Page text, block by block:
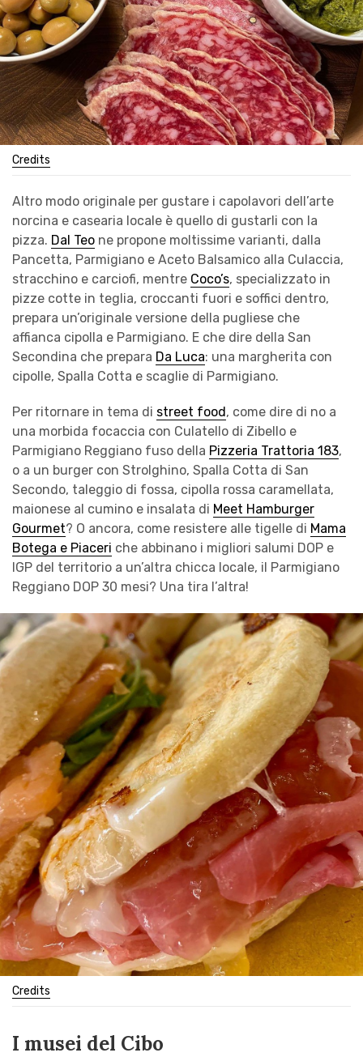
Credits
Altro modo originale per gustare i capolavori dell’arte
norcina e casearia locale è quello di gustarli con la
pizza. Dal Teo ne propone moltissime varianti, dalla
Pancetta, Parmigiano e Aceto Balsamico alla Culaccia,
stracchino e carciofi, mentre Coco’s, specializzato in
pizze cotte in teglia, croccanti fuori e soffici dentro,
prepara un’originale versione della pugliese che
affianca cipolla e Parmigiano. E che dire della San
Secondina che prepara Da Luca: una margherita con
cipolle, Spalla Cotta e scaglie di Parmigiano.
Per ritornare in tema di street food, come dire di no a
una morbida focaccia con Culatello di Zibello e
Parmigiano Reggiano fuso della Pizzeria Trattoria 183,
o a un burger con Strolghino, Spalla Cotta di San
Secondo, taleggio di fossa, cipolla rossa caramellata,
maionese al cumino e insalata di Meet Hamburger
Gourmet? O ancora, come resistere alle tigelle di Mama
Botega e Piaceri che abbinano i migliori salumi DOP e
IGP del territorio a un’altra chicca locale, il Parmigiano
Reggiano DOP 30 mesi? Una tira l’altra!
Credits
I musei del Cibo